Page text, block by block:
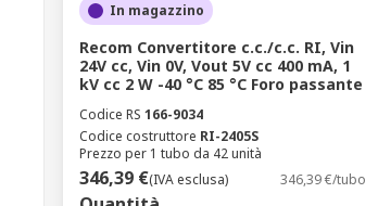
In magazzino
Recom Convertitore c.c./c.c. RI, Vin
24V cc, Vin 0V, Vout 5V cc 400 mA, 1
kV cc 2 W -40 °C 85 °C Foro passante
Codice RS 166-9034
Codice costruttore RI-2405S
Prezzo per 1 tubo da 42 unità
346,39 €(IVA esclusa) 346,39 €/tubo